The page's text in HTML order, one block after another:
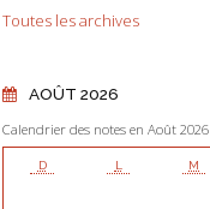
Toutes les archives
AOÛT 2026
Calendrier des notes en Août 2026
D L M